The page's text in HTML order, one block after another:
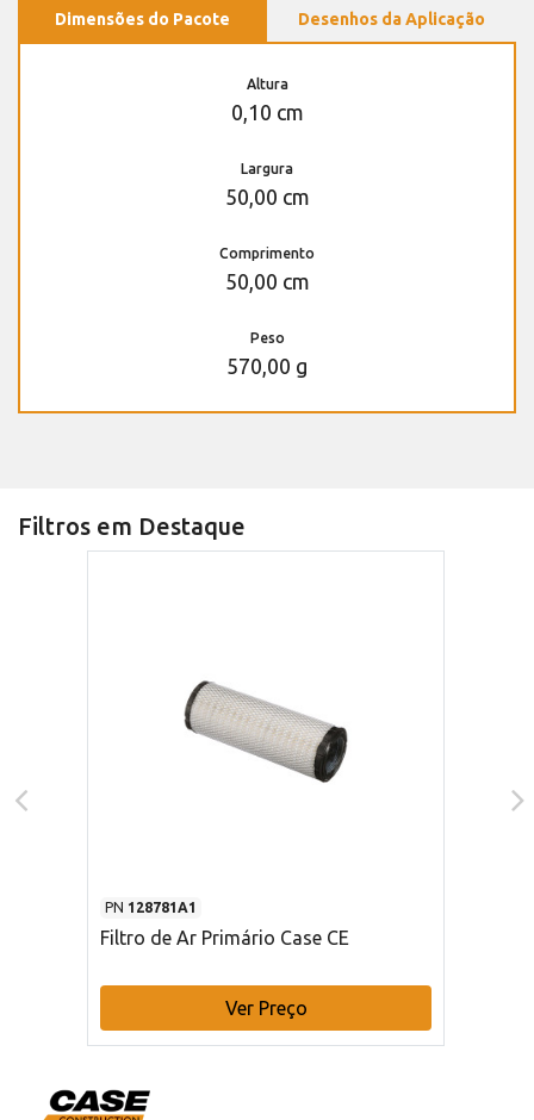
Dimensões do Pacote Desenhos da Aplicação
Altura
0,10 cm
Largura
50,00 cm
Comprimento
50,00 cm
Peso
570,00 g
Filtros em Destaque
PN 128781A1
Filtro de Ar Primário Case CE
Ver Preço